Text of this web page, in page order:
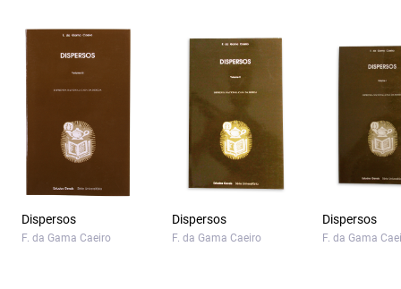
Dispersos
F. da Gama Caeiro
Dispersos
F. da Gama Caeiro
Dispersos
F. da Gama